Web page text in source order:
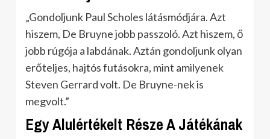
„Gondoljunk Paul Scholes látásmódjára. Azt
hiszem, De Bruyne jobb passzoló. Azt hiszem, ő
jobb rúgója a labdának. Aztán gondoljunk olyan
erőteljes, hajtós futásokra, mint amilyenek
Steven Gerrard volt. De Bruyne-nek is
megvolt.”
Egy Alulértékelt Része A Játékának